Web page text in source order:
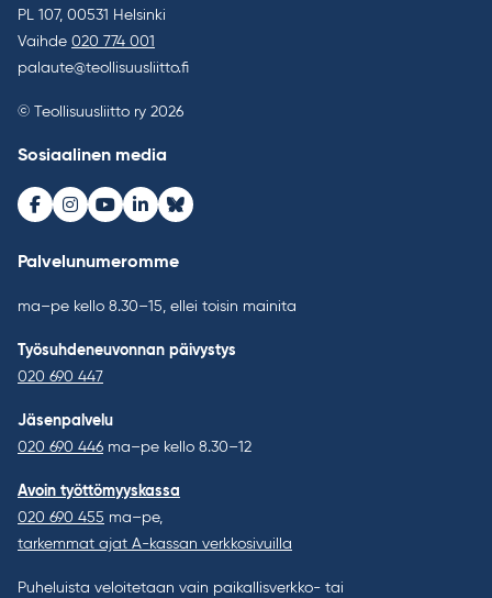
PL 107, 00531 Helsinki
Vaihde 020 774 001
palaute@teollisuusliitto.fi
© Teollisuusliitto ry 2026
Sosiaalinen media
Facebook
Instagram
Youtube
LinkedInBluesky
Palvelunumeromme
ma–pe kello 8.30–15, ellei toisin mainita
Työsuhdeneuvonnan päivystys
020 690 447
Jäsenpalvelu
020 690 446 ma–pe kello 8.30–12
Avoin työttömyyskassa
020 690 455 ma–pe,
tarkemmat ajat A-kassan verkkosivuilla
Puheluista veloitetaan vain paikallisverkko- tai